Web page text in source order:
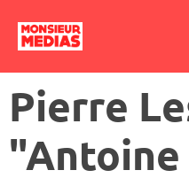
Pierre
"Antoine